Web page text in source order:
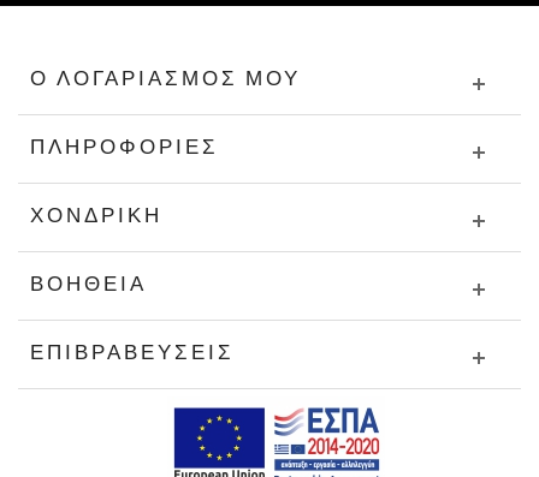
Ο ΛΟΓΑΡΙΑΣΜΌΣ ΜΟΥ
ΠΛΗΡΟΦΟΡΊΕΣ
ΧΟΝΔΡΙΚΉ
ΒΟΉΘΕΙΑ
ΕΠΙΒΡΑΒΕΎΣΕΙΣ